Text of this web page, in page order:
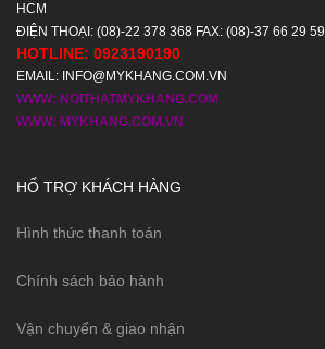
HCM
ĐIỆN THOẠI: (08)-22 378 368 FAX: (08)-37 66 29 59
HOTLINE: 0923190190
EMAIL: INFO@MYKHANG.COM.VN
WWW: NOITHATMYKHANG.COM
WWW: MYKHANG.COM.VN
HỔ TRỢ KHÁCH HÀNG
Hình thức thanh toán
Chính sách bảo hành
Vận chuyển & giao nhận